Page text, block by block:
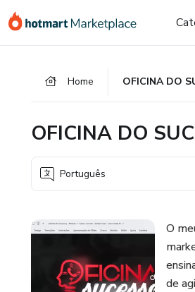
para
para
para
Home
OFICINA DO
Português
O
de